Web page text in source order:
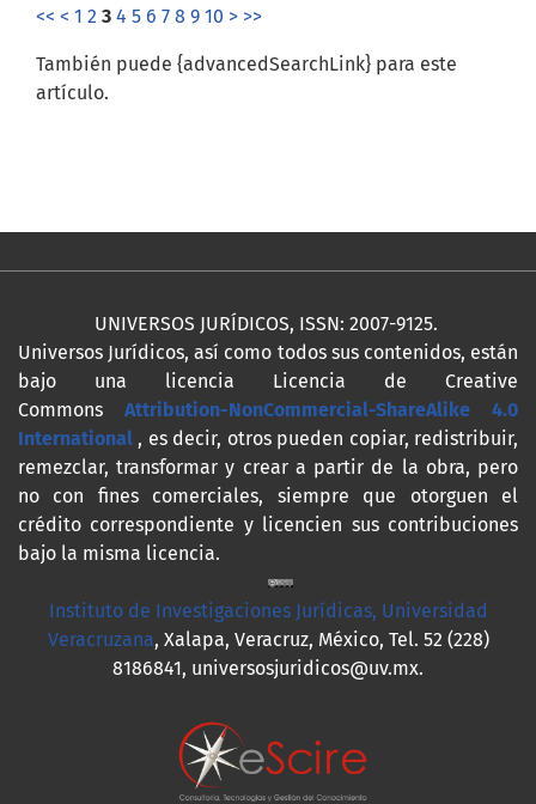
<< < 1 2 3 4 5 6 7 8 9 10 > >>
También puede {advancedSearchLink} para este
artículo.
UNIVERSOS JURÍDICOS, ISSN: 2007-9125.
Universos Jurídicos, así como todos sus contenidos, están
bajo una licencia Licencia de Creative
Commons Attribution-NonCommercial-ShareAlike 4.0
International , es decir, otros pueden copiar, redistribuir,
remezclar, transformar y crear a partir de la obra, pero
no con fines comerciales, siempre que otorguen el
crédito correspondiente y licencien sus contribuciones
bajo la misma licencia.
Instituto de Investigaciones Jurídicas, Universidad
Veracruzana, Xalapa, Veracruz, México, Tel. 52 (228)
8186841, universosjuridicos@uv.mx.